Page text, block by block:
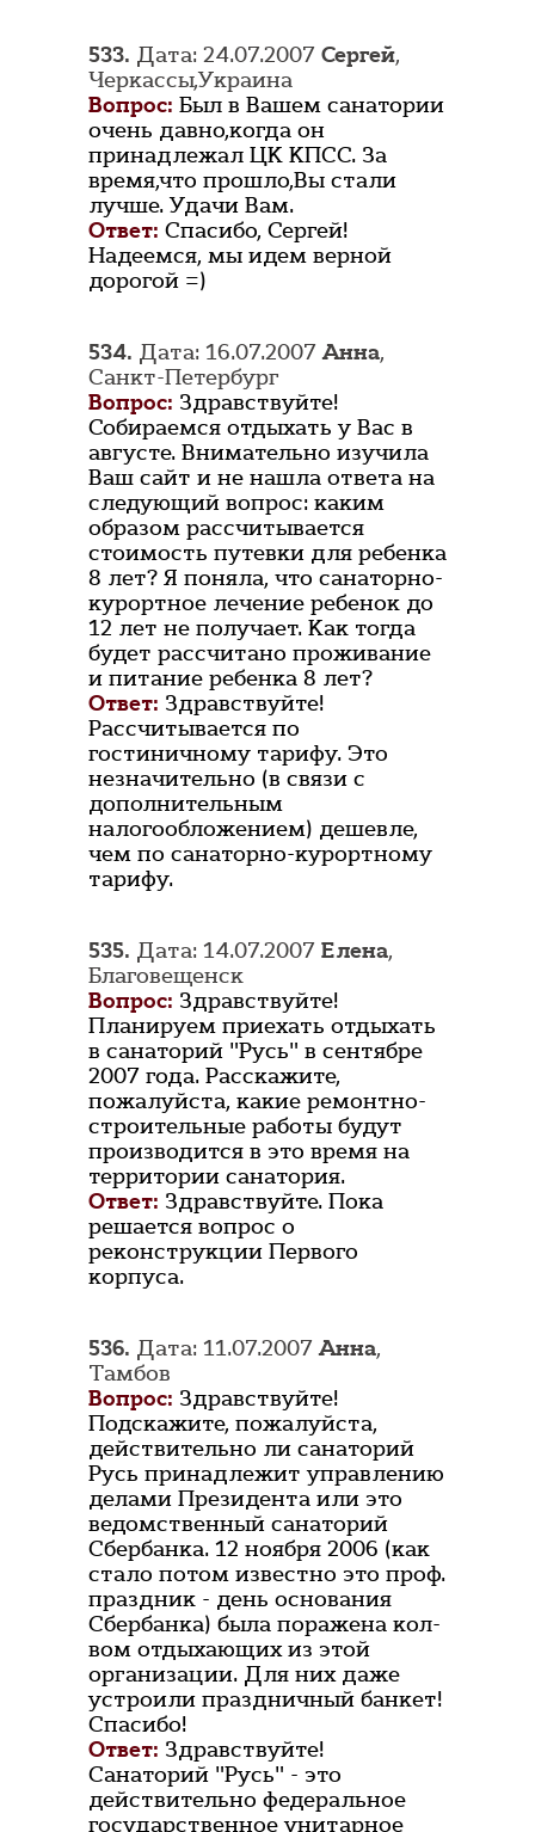
533. Дата: 24.07.2007 Сергей,
Черкассы,Украина
Вопрос: Был в Вашем санатории
очень давно,когда он
принадлежал ЦК КПСС. За
время,что прошло,Вы стали
лучше. Удачи Вам.
Ответ: Спасибо, Сергей!
Надеемся, мы идем верной
дорогой =)
534. Дата: 16.07.2007Анна,
Санкт-Петербург
Вопрос: Здравствуйте!
Собираемся отдыхать у Вас в
августе. Внимательно изучила
Ваш сайт и не нашла ответа на
следующий вопрос: каким
образом рассчитывается
стоимость путевки для ребенка
8 лет? Я поняла, что санаторно-
курортное лечение ребенок до
12 лет не получает. Как тогда
будет рассчитано проживание
и питание ребенка 8 лет?
Ответ: Здравствуйте!
Рассчитывается по
гостиничному тарифу. Это
незначительно (в связи с
дополнительным
налогообложением) дешевле,
чем по санаторно-курортному
тарифу.
535. Дата: 14.07.2007 Елена,
Благовещенск
Вопрос: Здравствуйте!
Планируем приехать отдыхать
в санаторий "Русь" в сентябре
2007 года. Расскажите,
пожалуйста, какие ремонтно-
строительные работы будут
производится в это время на
территории санатория.
Ответ: Здравствуйте. Пока
решается вопрос о
реконструкции Первого
корпуса.
536. Дата: 11.07.2007Анна,
Тамбов
Вопрос: Здравствуйте!
Подскажите, пожалуйста,
действительно ли санаторий
Русь принадлежит управлению
делами Президента или это
ведомственный санаторий
Сбербанка. 12 ноября 2006 (как
стало потом известно это проф.
праздник - день основания
Сбербанка) была поражена кол-
вом отдыхающих из этой
организации. Для них даже
устроили праздничный банкет!
Спасибо!
Ответ: Здравствуйте!
Санаторий "Русь" - это
действительно федеральное
государственное унитарное